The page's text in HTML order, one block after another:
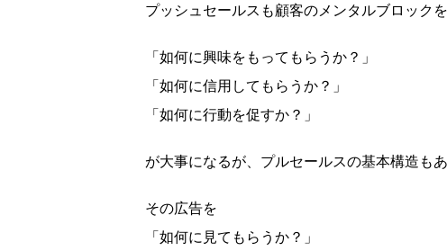
プッシュセールスも顧客のメンタルブロック
「如何に興味をもってもらうか？」
「如何に信用してもらうか？」
「如何に行動を促すか？」
が大事になるが、プルセールスの基本構造も
その広告を
「如何に見てもらうか？」